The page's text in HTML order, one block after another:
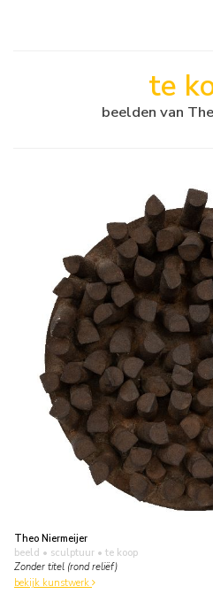
te
beelden van
Theo Niermeijer
beeld • sculptuur • te koop
Zonder titel (rond reliëf)
bekijk kunstwerk